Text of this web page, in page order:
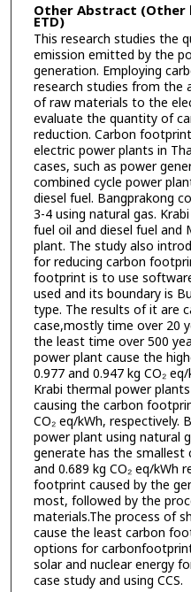
Other Abstract
ETD)
This research studies the
emission emitted by the
generation. Employing
research studies from the
of raw materials to the
evaluate the quantity of
reduction. Carbon
electric power plants in
cases, such as power
combined cycle power
diesel fuel. Bangprakong
3-4 using natural gas.
fuel oil and diesel fuel and
plant. The study also
for reducing carbon
footprint is to use
used and its boundary is
type. The results of it are
case,mostly time over 20
the least time over 500
power plant cause the
0.977 and 0.947 kg CO₂
Krabi thermal power
causing the carbon
CO₂ eq/kWh, respectively.
power plant using natural
generate has the
and 0.689 kg CO₂ eq/kWh
footprint caused by the
most, followed by the
materials.The process of
cause the least carbon
options for
solar and nuclear energy
case study and using CCS.